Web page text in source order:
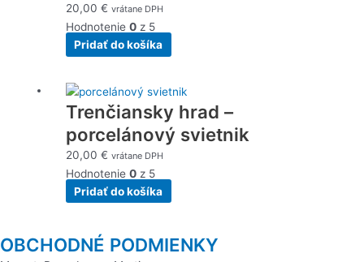
20,00€ vrátane DPH
Hodnotenie0 z 5
Pridať do košíka
Trenčiansky hrad –
porcelánový svietnik
20,00€ vrátane DPH
Hodnotenie0 z 5
Pridať do košíka
OBCHODNÉ PODMIENKY